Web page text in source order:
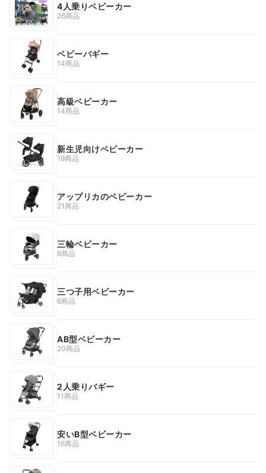
4人乗りベビーカー
26商品
ベビーバギー
14商品
高級ベビーカー
14商品
新生児向けベビーカー
19商品
アップリカのベビーカー
21商品
三輪ベビーカー
8商品
三つ子用ベビーカー
6商品
AB型ベビーカー
20商品
2人乗りバギー
11商品
安いB型ベビーカー
16商品